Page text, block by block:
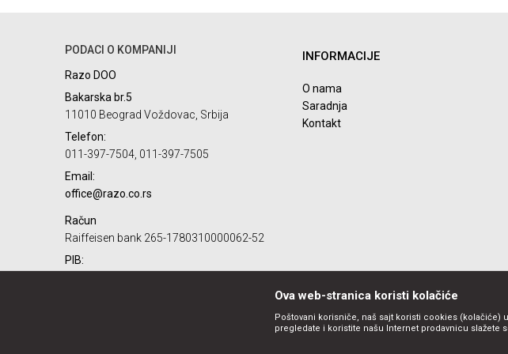
POŠALJI
PODACI O KOMPANIJI
Razo DOO
Bakarska br.5
11010 Beograd Voždovac, Srbija
Telefon:
011-397-7504, 011-397-7505
Email:
office@razo.co.rs
Račun
Raiffeisen bank 265-1780310000062-52
PIB:
INFORMACIJE
O nama
Saradnja
Kontakt
Ova web-stranica koristi kolačiće
Poštovani korisniče, naš sajt koristi cookies (kolačiće)
pregledate i koristite našu Internet prodavnicu slažete